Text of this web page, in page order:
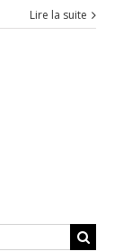
Lire la suite